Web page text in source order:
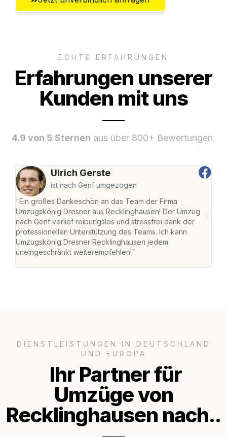
ECHTE ERFAHRUNGEN
Erfahrungen unserer
Kunden mit uns
4.9 von 5 Sternen aus über 800+ Bewertungen.
Ulrich Gerste
ist nach Genf umgezogen
"Ein großes Dankeschön an das Team der Firma
Umzugskönig Dresner aus Recklinghausen! Der Umzug
nach Genf verlief reibungslos und stressfrei dank der
professionellen Unterstützung des Teams. Ich kann
Umzugskönig Dresner Recklinghausen jedem
uneingeschränkt weiterempfehlen!"
DIENSTLEISTUNGEN IN DEUTSCHLAND
UND EUROPA
Ihr Partner für
Umzüge von
Recklinghausen nach..